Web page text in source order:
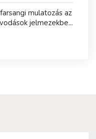
mulatozás az
jelmezekbe...